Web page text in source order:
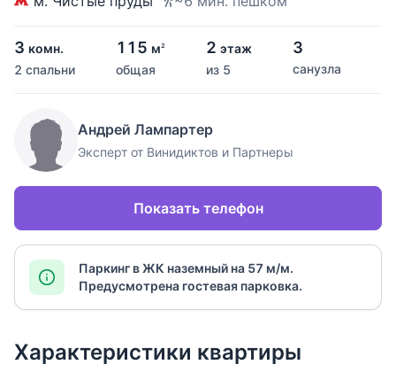
3 комн.
2 спальни
115 м2
общая
2 этаж
из 5
3
санузла
Андрей Лампартер
Эксперт от Винидиктов и Партнеры
Показать телефон
Паркинг в ЖК наземный на 57 м/м.
Предусмотрена гостевая парковка.
Характеристики квартиры